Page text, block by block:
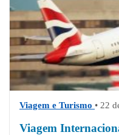
Viagem e Turismo • 22
Viagem